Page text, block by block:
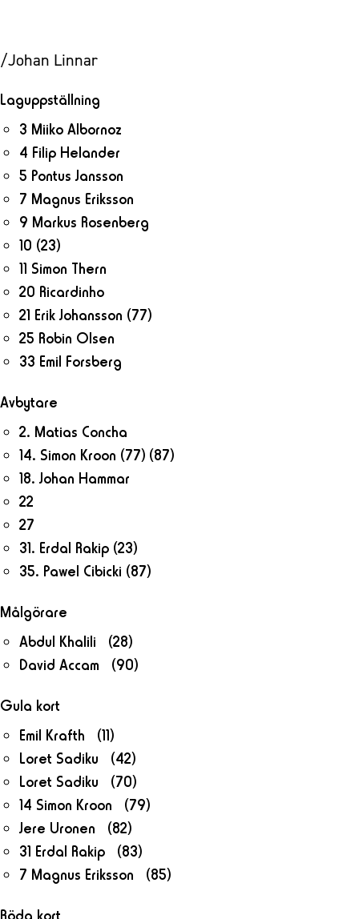
/Johan Linnar
Laguppställning
3 Miiko Albornoz
4 Filip Helander
5 Pontus Jansson
7 Magnus Eriksson
9 Markus Rosenberg
10 (23)
11 Simon Thern
20 Ricardinho
21 Erik Johansson (77)
25 Robin Olsen
33 Emil Forsberg
Avbytare
2. Matias Concha
14. Simon Kroon (77) (87)
18. Johan Hammar
22
27
31. Erdal Rakip (23)
35. Pawel Cibicki (87)
Målgörare
Abdul Khalili (28)
David Accam (90)
Gula kort
Emil Krafth (11)
Loret Sadiku (42)
Loret Sadiku (70)
14 Simon Kroon (79)
Jere Uronen (82)
31 Erdal Rakip (83)
7 Magnus Eriksson (85)